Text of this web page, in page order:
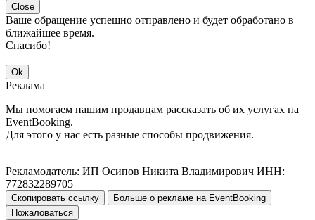
Close
Ваше обращение успешно отправлено и будет обработано в
ближайшее время.
Спасибо!
Ok
Реклама
Мы помогаем нашим продавцам рассказать об их услугах на
EventBooking.
Для этого у нас есть разные способы продвижения.
Рекламодатель: ИП Осипов Никита Владимирович ИНН:
772832289705
Скопировать ссылку
Больше о рекламе на EventBooking
Пожаловаться